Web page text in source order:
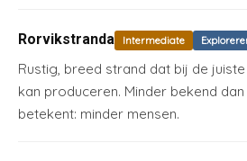
Rorvikstranda Intermediate
Rustig, breed strand dat bij de
kan produceren. Minder bekend
betekent: minder mensen.